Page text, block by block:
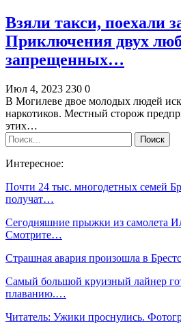
Взяли такси, поехали
Приключения двух
запрещенных…
Июл 4, 2023 230 0
В Могилеве двое молодых людей
наркотиков. Местный сторож
этих…
Интересное:
Почти 24 тыс. многодетных семей
получат…
Сегодняшние прыжки из самолета
Смотрите…
Страшная авария произошла в
Самый большой круизный лайнер
плаванию.…
Читатель: Ужики проснулись.